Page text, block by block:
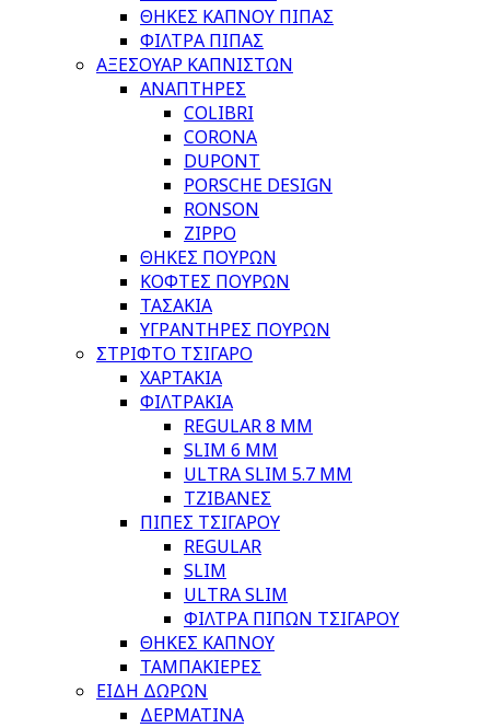
ΘΗΚΕΣ ΚΑΠΝΟΥ ΠΙΠΑΣ
ΦΙΛΤΡΑ ΠΙΠΑΣ
ΑΞΕΣΟΥΑΡ ΚΑΠΝΙΣΤΩΝ
ΑΝΑΠΤΗΡΕΣ
COLIBRI
CORONA
DUPONT
PORSCHE DESIGN
RONSON
ZIPPO
ΘΗΚΕΣ ΠΟΥΡΩΝ
ΚΟΦΤΕΣ ΠΟΥΡΩΝ
ΤΑΣΑΚΙΑ
ΥΓΡΑΝΤΗΡΕΣ ΠΟΥΡΩΝ
ΣΤΡΙΦΤΟ ΤΣΙΓΑΡΟ
ΧΑΡΤΑΚΙΑ
ΦΙΛΤΡΑΚΙΑ
REGULAR 8 MM
SLIM 6 MM
ULTRA SLIM 5.7 MM
ΤΖΙΒΑΝΕΣ
ΠΙΠΕΣ ΤΣΙΓΑΡΟΥ
REGULAR
SLIM
ULTRA SLIM
ΦΙΛΤΡΑ ΠΙΠΩΝ ΤΣΙΓΑΡΟΥ
ΘΗΚΕΣ ΚΑΠΝΟΥ
ΤΑΜΠΑΚΙΕΡΕΣ
ΕΙΔΗ ΔΩΡΩΝ
ΔΕΡΜΑΤΙΝΑ